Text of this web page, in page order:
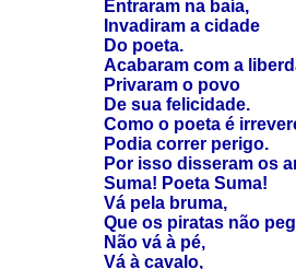
Entraram na baía,
Invadiram a cidade
Do poeta.
Acabaram com a
Privaram o povo
De sua felicidade.
Como o poeta é
Podia correr perigo.
Por isso disseram os
Suma! Poeta Suma!
Vá pela bruma,
Que os piratas não
Não vá à pé,
Vá à cavalo,